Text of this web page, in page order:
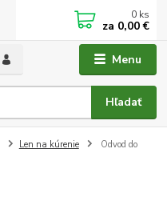
Menu
Hľadať
0 ks
za 0,00 €
Len na kúrenie
Odvod do